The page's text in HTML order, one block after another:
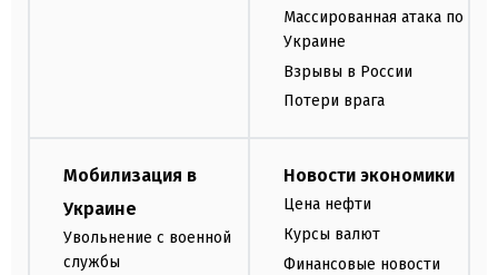
Массированная атака по
Украине
Взрывы в России
Потери врага
Мобилизация в
Украине
Увольнение с военной
службы
Новости экономики
Цена нефти
Курсы валют
Финансовые новости